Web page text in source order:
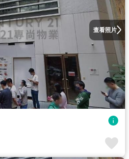
查看照片